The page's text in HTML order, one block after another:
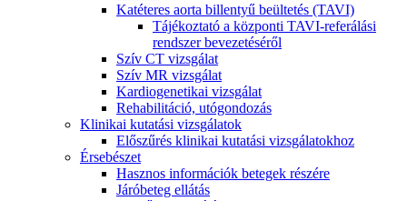
Katéteres aorta billentyű beültetés (TAVI)
Tájékoztató a központi TAVI-referálási
rendszer bevezetéséről
Szív CT vizsgálat
Szív MR vizsgálat
Kardiogenetikai vizsgálat
Rehabilitáció, utógondozás
Klinikai kutatási vizsgálatok
Előszűrés klinikai kutatási vizsgálatokhoz
Érsebészet
Hasznos információk betegek részére
Járóbeteg ellátás